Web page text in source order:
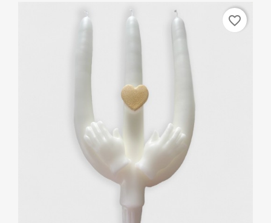
favorite_border